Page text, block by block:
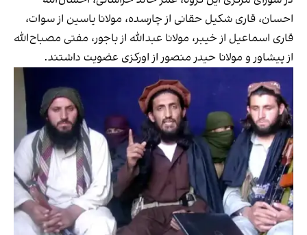
احسان، قاری شکیل حقانی از چارسده، مولانا یاسین از سوات،
قاری اسماعیل از خیبر، مولانا عبدالله از باجور، مفتی مصباح‌الله
از پیشاور و مولانا حیدر منصور از اورکزی عضویت داشتند.